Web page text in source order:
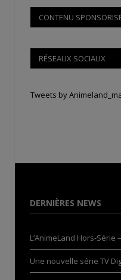
CONTENU
RÉSEAUX SOCIAUX
Tweets by
DERNIÈRES NEWS
L’AnimeLand Hors-
Une nouvelle série TV